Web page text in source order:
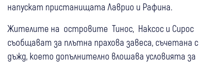
напускат пристанищата Лаврио и Рафина.
Жителите на островите Тинос, Наксос и Сирос
съобщават за плътна прахова завеса, съчетана с
дъжд, което допълнително влошава условията за